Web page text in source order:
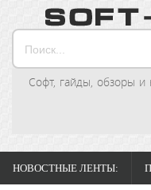
Софт, гайды, обзоры и
НОВОСТНЫЕ ЛЕНТЫ: